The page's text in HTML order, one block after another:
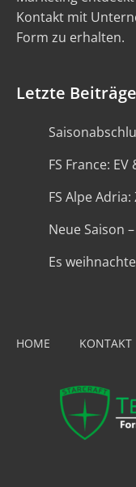
Kontakt mit
Form zu erhalten.
Letzte Beiträge
FS France:
FS Alpe
Neue Saison
Es
HOME KONTAKT